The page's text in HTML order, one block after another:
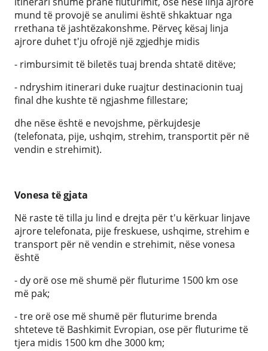
mund të provojë se anulimi është shkaktuar nga
rrethana të jashtëzakonshme. Përveç kësaj linja
ajrore duhet t'ju ofrojë një zgjedhje midis
- rimbursimit të biletës tuaj brenda shtatë ditëve;
- ndryshim itinerari duke ruajtur destinacionin tuaj
final dhe kushte të ngjashme fillestare;
dhe nëse është e nevojshme, përkujdesje
(telefonata, pije, ushqim, strehim, transportit për në
vendin e strehimit).
Vonesa të gjata
Në raste të tilla ju lind e drejta për t'u kërkuar linjave
ajrore telefonata, pije freskuese, ushqime, strehim e
transport për në vendin e strehimit, nëse vonesa
është
- dy orë ose më shumë për fluturime 1500 km ose
më pak;
- tre orë ose më shumë për fluturime brenda
shteteve të Bashkimit Evropian, ose për fluturime të
tjera midis 1500 km dhe 3000 km;